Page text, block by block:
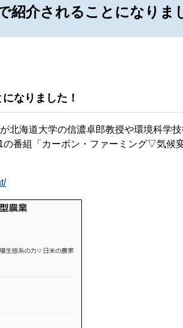
づく情報公開
進」
BRIDGE量子関連施
紹介されることになりま
なりました！​
北海道大学の信濃卓郎教授や環境科学
番組「カーボン・ファーミング▽気候